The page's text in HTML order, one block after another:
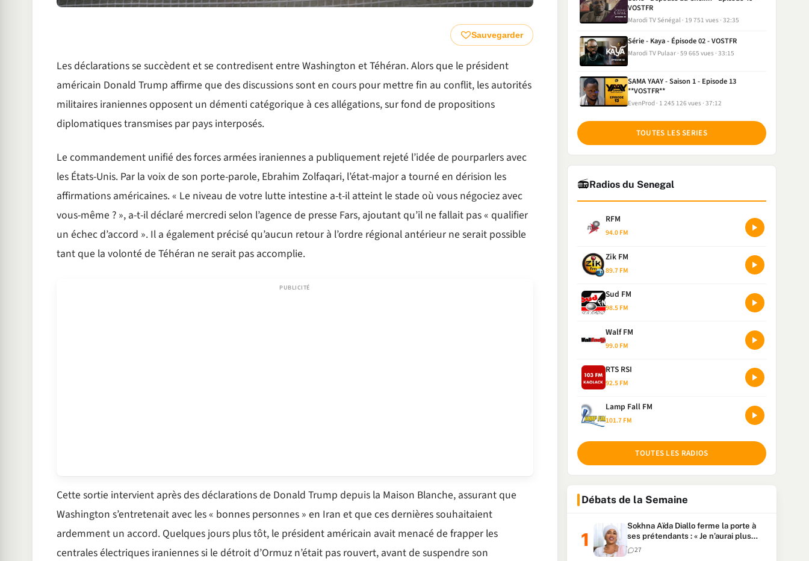
Sauvegarder
Les déclarations se succèdent et se contredisent entre Washington et Téhéran. Alors que le président
américain Donald Trump affirme que des discussions sont en cours pour mettre fin au conflit, les autorités
militaires iraniennes opposent un démenti catégorique à ces allégations, sur fond de propositions
diplomatiques transmises par pays interposés.
Le commandement unifié des forces armées iraniennes a publiquement rejeté l’idée de pourparlers avec
les États-Unis. Par la voix de son porte-parole, Ebrahim Zolfaqari, l’état-major a tourné en dérision les
affirmations américaines. « Le niveau de votre lutte intestine a-t-il atteint le stade où vous négociez avec
vous-même ? », a-t-il déclaré mercredi selon l’agence de presse Fars, ajoutant qu’il ne fallait pas « qualifier
un échec d’accord ». Il a également précisé qu’aucun retour à l’ordre régional antérieur ne serait possible
tant que la volonté de Téhéran ne serait pas accomplie.
Cette sortie intervient après des déclarations de Donald Trump depuis la Maison Blanche, assurant que
Washington s’entretenait avec les « bonnes personnes » en Iran et que ces dernières souhaitaient
ardemment un accord. Quelques jours plus tôt, le président américain avait menacé de frapper les
centrales électriques iraniennes si le détroit d’Ormuz n’était pas rouvert, avant de suspendre son
VOSTFR
Marodi TV Sénégal 19 751 vues 32:35
Série - Kaya - Épisode 02 - VOSTFR
Marodi TV Pulaar 59 665 vues 33:15
SAMA YAAY - Saison 1 - Episode 13
**VOSTFR**
EvenProd 1 245 126 vues 37:12
TOUTES LES SERIES
📻Radios du Senegal
RFM
94.0 FM
Zik FM
89.7 FM
Sud FM
98.5 FM
Walf FM
99.0 FM
RTS RSI
92.5 FM
Lamp Fall FM
101.7 FM
TOUTES LES RADIOS
Débats de la Semaine
Sokhna Aïda Diallo ferme la porte à
ses prétendants : « Je n’aurai plus
jamais un autre mari »
27